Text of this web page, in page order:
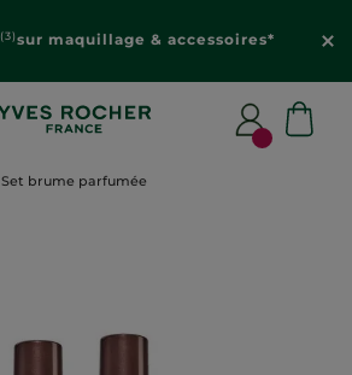
(3)sur maquillage & accessoires*
Set brume parfumée